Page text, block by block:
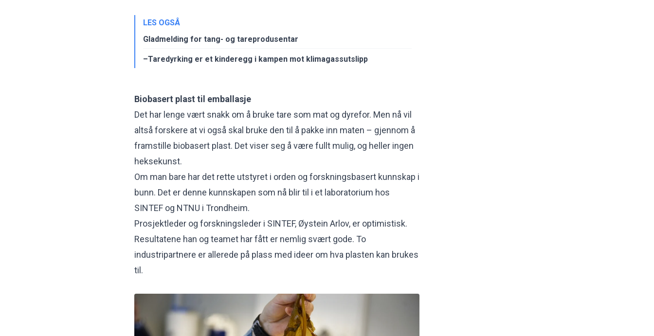
LES OGSÅ
Gladmelding for tang- og tareprodusentar
–Taredyrking er et kinderegg i kampen mot klimagassutslipp
Biobasert plast til emballasje
Det har lenge vært snakk om å bruke tare som mat og dyrefor. Men nå vil
altså forskere at vi også skal bruke den til å pakke inn maten – gjennom å
framstille biobasert plast. Det viser seg å være fullt mulig, og heller ingen
heksekunst.
Om man bare har det rette utstyret i orden og forskningsbasert kunnskap i
bunn. Det er denne kunnskapen som nå blir til i et laboratorium hos
SINTEF og NTNU i Trondheim.
Prosjektleder og forskningsleder i SINTEF, Øystein Arlov, er optimistisk.
Resultatene han og teamet har fått er nemlig svært gode. To
industripartnere er allerede på plass med ideer om hva plasten kan brukes
til.